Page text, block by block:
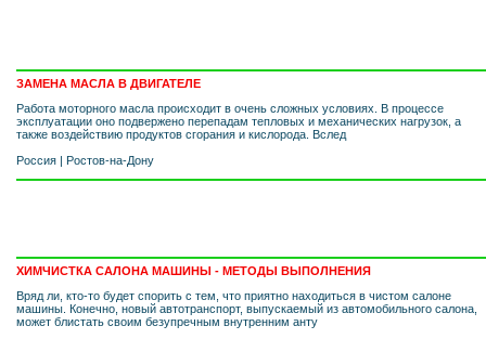
ЗАМЕНА МАСЛА В ДВИГАТЕЛЕ
Работа моторного масла происходит в очень сложных условиях. В процессе
эксплуатации оно подвержено перепадам тепловых и механических нагрузок, а
также воздействию продуктов сгорания и кислорода. Вслед
Россия | Ростов-на-Дону
ХИМЧИСТКА САЛОНА МАШИНЫ - МЕТОДЫ ВЫПОЛНЕНИЯ
Вряд ли, кто-то будет спорить с тем, что приятно находиться в чистом салоне
машины. Конечно, новый автотранспорт, выпускаемый из автомобильного салона,
может блистать своим безупречным внутренним анту